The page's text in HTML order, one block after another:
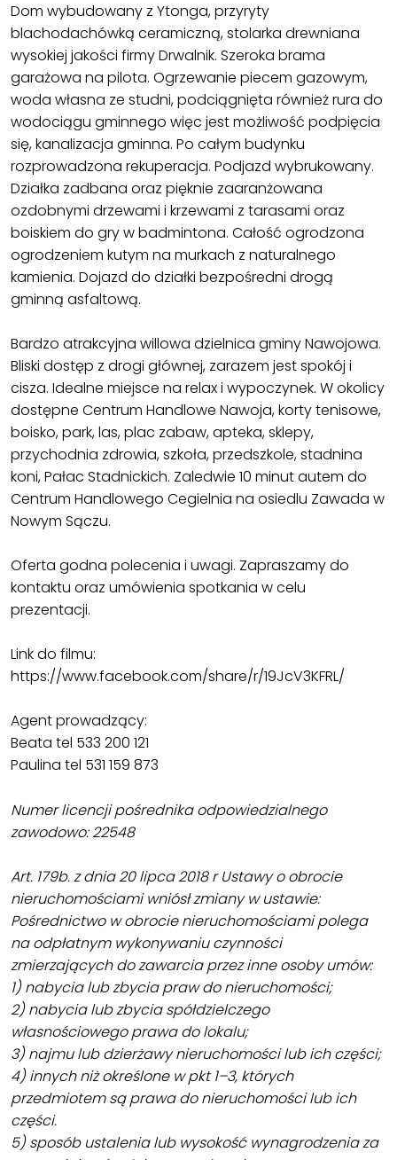
Dom wybudowany z Ytonga, przyryty
blachodachówką ceramiczną, stolarka drewniana
wysokiej jakości firmy Drwalnik. Szeroka brama
garażowa na pilota. Ogrzewanie piecem gazowym,
woda własna ze studni, podciągnięta również rura do
wodociągu gminnego więc jest możliwość podpięcia
się, kanalizacja gminna. Po całym budynku
rozprowadzona rekuperacja. Podjazd wybrukowany.
Działka zadbana oraz pięknie zaaranżowana
ozdobnymi drzewami i krzewami z tarasami oraz
boiskiem do gry w badmintona. Całość ogrodzona
ogrodzeniem kutym na murkach z naturalnego
kamienia. Dojazd do działki bezpośredni drogą
gminną asfaltową.
Bardzo atrakcyjna willowa dzielnica gminy Nawojowa.
Bliski dostęp z drogi głównej, zarazem jest spokój i
cisza. Idealne miejsce na relax i wypoczynek. W okolicy
dostępne Centrum Handlowe Nawoja, korty tenisowe,
boisko, park, las, plac zabaw, apteka, sklepy,
przychodnia zdrowia, szkoła, przedszkole, stadnina
koni, Pałac Stadnickich. Zaledwie 10 minut autem do
Centrum Handlowego Cegielnia na osiedlu Zawada w
Nowym Sączu.
Oferta godna polecenia i uwagi. Zapraszamy do
kontaktu oraz umówienia spotkania w celu
prezentacji.
Link do filmu:
https://www.facebook.com/share/r/19JcV3KFRL/
Agent prowadzący:
Beata tel 533 200 121
Paulina tel 531 159 873
Numer licencji pośrednika odpowiedzialnego
zawodowo: 22548
Art. 179b. z dnia 20 lipca 2018 r Ustawy o obrocie
nieruchomościami wniósł zmiany w ustawie:
Pośrednictwo w obrocie nieruchomościami polega
na odpłatnym wykonywaniu czynności
zmierzających do zawarcia przez inne osoby umów:
1) nabycia lub zbycia praw do nieruchomości;
2) nabycia lub zbycia spółdzielczego
własnościowego prawa do lokalu;
3) najmu lub dzierżawy nieruchomości lub ich części;
4) innych niż określone w pkt 1–3, których
przedmiotem są prawa do nieruchomości lub ich
części.
5) sposób ustalenia lub wysokość wynagrodzenia za